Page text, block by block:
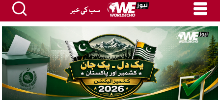
سب کی خبر